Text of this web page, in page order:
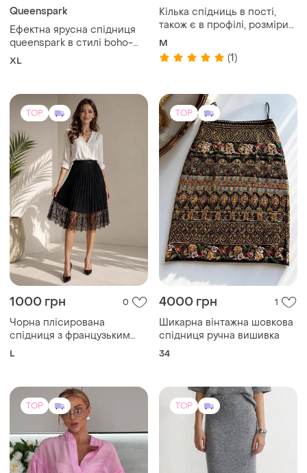
Queenspark
Ефектна ярусна спідниця
queenspark в стилі boho-
chic / fairycore
XL
Кілька спідниць в пості,
також є в профілі, розміри
с-м, нові
M
(1)
TOP
1000 грн 0
Чорна плісирована
спідниця з французьким
мереживом шантильє
L
TOP
4000 грн 1
Шикарна вінтажна шовкова
спідниця ручна вишивка
34
TOP TOP